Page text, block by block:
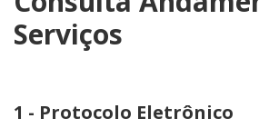
Serviços
1 - Protocolo Eletrônico